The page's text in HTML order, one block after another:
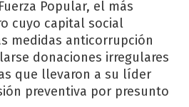
Popular, el más
cuyo capital social
medidas anticorrupción
donaciones irregulares
que llevaron a su líder
preventiva por presunto